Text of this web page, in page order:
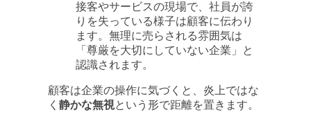
接客やサービスの現場で、社員が誇
りを失っている様子は顧客に伝わり
ます。無理に売らされる雰囲気は
「尊厳を大切にしていない企業」と
認識されます。
顧客は企業の操作に気づくと、炎上ではな
く 静かな無視という形で距離を置きます。